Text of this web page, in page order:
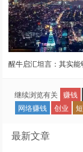
醒牛启汇坦言：其实能
继续浏览有关 赚钱
网络赚钱
创业
最新文章